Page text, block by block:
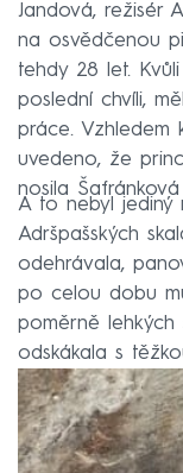
Jandová, režisér
na osvědčenou
tehdy 28 let.
poslední chvíli,
práce. Vzhledem
uvedeno, že
nosila
A to nebyl jediný
Adršpašských
odehrávala,
po celou dobu
poměrně
odskákala s